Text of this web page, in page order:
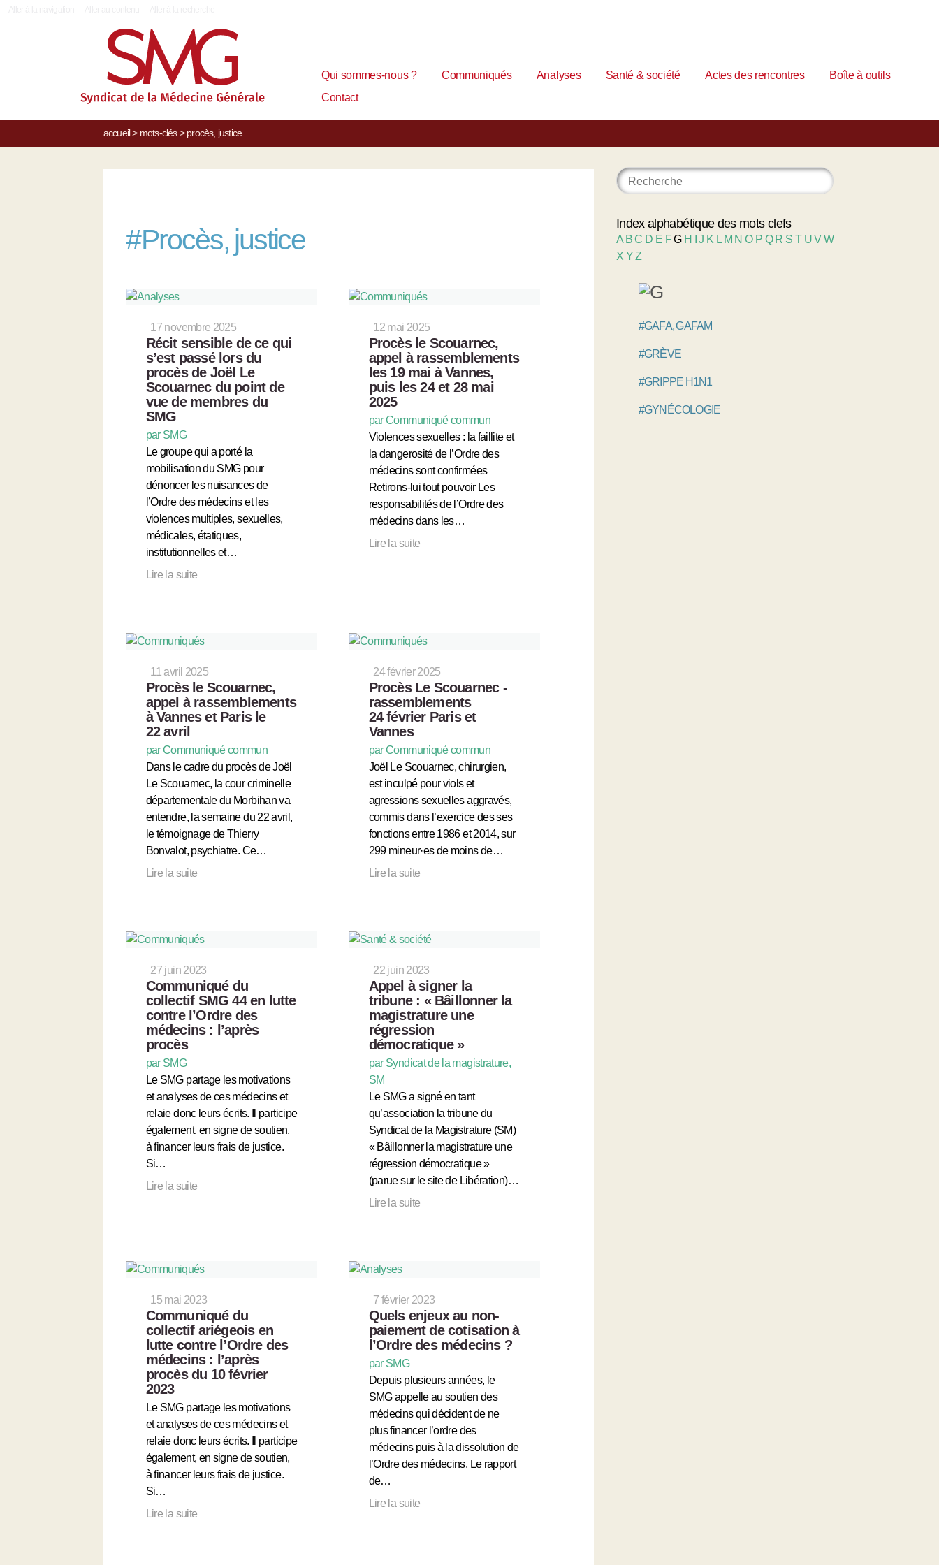
Qui sommes-nous ? Communiqués Analyses Santé & société Actes des rencontres
Boîte à outils
Contact
accueil> mots-clés> procès, justice
#Procès, justice
17 novembre 2025
Récit sensible de ce qui
s’est passé lors du
procès de Joël Le
Scouarnec du point de
vue de membres du
SMG
par SMG
Le groupe qui a porté la
mobilisation du SMG pour
dénoncer les nuisances de
l’Ordre des médecins et les
violences multiples, sexuelles,
médicales, étatiques,
institutionnelles et…
Lire la suite
12 mai 2025
Procès le Scouarnec,
appel à rassemblements
les 19 mai à Vannes,
puis les 24 et 28 mai
2025
par Communiqué commun
Violences sexuelles : la faillite et
la dangerosité de l’Ordre des
médecins sont confirmées
Retirons-lui tout pouvoir Les
responsabilités de l’Ordre des
médecins dans les…
Lire la suite
11 avril 2025
Procès le Scouarnec,
appel à rassemblements
à Vannes et Paris le
22 avril
par Communiqué commun
Dans le cadre du procès de Joël
Le Scouarnec, la cour criminelle
départementale du Morbihan va
entendre, la semaine du 22 avril,
le témoignage de Thierry
Bonvalot, psychiatre. Ce…
Lire la suite
24 février 2025
Procès Le Scouarnec -
rassemblements
24 février Paris et
Vannes
par Communiqué commun
Joël Le Scouarnec, chirurgien,
est inculpé pour viols et
agressions sexuelles aggravés,
commis dans l’exercice des ses
fonctions entre 1986 et 2014, sur
299 mineur·es de moins de…
Lire la suite
27 juin 2023
Communiqué du
collectif SMG 44 en lutte
contre l’Ordre des
médecins : l’après
procès
par SMG
Le SMG partage les motivations
et analyses de ces médecins et
relaie donc leurs écrits. Il participe
également, en signe de soutien,
à financer leurs frais de justice.
Si…
Lire la suite
22 juin 2023
Appel à signer la
tribune : « Bâillonner la
magistrature une
régression
démocratique »
par Syndicat de la magistrature,
SM
Le SMG a signé en tant
qu’association la tribune du
Syndicat de la Magistrature (SM)
« Bâillonner la magistrature une
régression démocratique »
(parue sur le site de Libération)…
Lire la suite
15 mai 2023
Communiqué du
collectif ariégeois en
lutte contre l’Ordre des
médecins : l’après
procès du 10 février
2023
Le SMG partage les motivations
et analyses de ces médecins et
relaie donc leurs écrits. Il participe
également, en signe de soutien,
à financer leurs frais de justice.
Si…
Lire la suite
7 février 2023
Quels enjeux au non-
paiement de cotisation à
l’Ordre des médecins ?
par SMG
Depuis plusieurs années, le
SMG appelle au soutien des
médecins qui décident de ne
plus financer l’ordre des
médecins puis à la dissolution de
l’Ordre des médecins. Le rapport
de…
Lire la suite
Index alphabétique des mots clefs
A BC D E FG H IJ K L M NO P Q R S T UVW
X YZ
#GAFA, GAFAM
#GRÈVE
#GRIPPE H1N1
#GYNÉCOLOGIE